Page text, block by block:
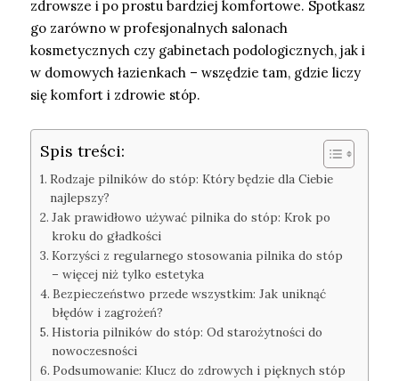
zdrowsze i po prostu bardziej komfortowe. Spotkasz
go zarówno w profesjonalnych salonach
kosmetycznych czy gabinetach podologicznych, jak i
w domowych łazienkach – wszędzie tam, gdzie liczy
się komfort i zdrowie stóp.
Spis treści:
Rodzaje pilników do stóp: Który będzie dla Ciebie
najlepszy?
Jak prawidłowo używać pilnika do stóp: Krok po
kroku do gładkości
Korzyści z regularnego stosowania pilnika do stóp
– więcej niż tylko estetyka
Bezpieczeństwo przede wszystkim: Jak uniknąć
błędów i zagrożeń?
Historia pilników do stóp: Od starożytności do
nowoczesności
Podsumowanie: Klucz do zdrowych i pięknych stóp